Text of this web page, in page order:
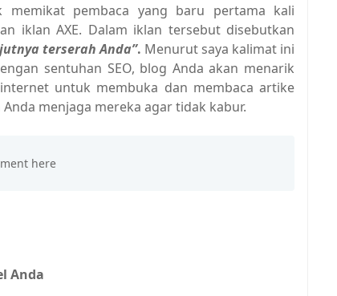
pembaca yang baru pertama kali
iklan AXE. Dalam iklan tersebut disebutkan
terserah Anda”. Menurut saya kalimat ini
sentuhan SEO, blog Anda akan menarik
untuk membuka dan membaca artike
menjaga mereka agar tidak kabur.
Anda